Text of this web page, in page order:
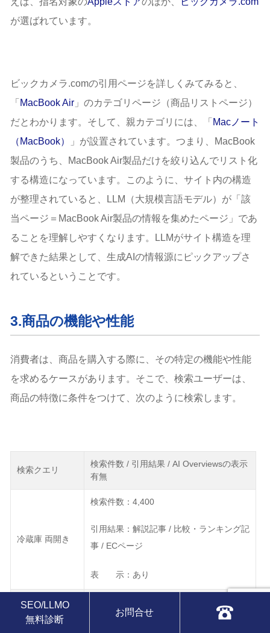
が選ばれています。
ビックカメラ.comの引用ページを詳しくみてみると、
「 MacBook Air 」のカテゴリページ（商品リストページ）
だとわかります。そして、親カテゴリには、「 Macノート
（MacBook）
」が設置されています。つまり、MacBook
製品のうち、MacBook Air製品だけを絞り込んでリスト化
する構造になっています。このように、サイト内の構造
が整理されていると、LLM（大規模言語モデル）が「該
当ページ＝MacBook Air製品の情報を集めたページ」であ
ることを理解しやすくなります。LLMがサイト構造を理
解できた結果として、生成AIの情報源にピックアップさ
れているということです。
3.商品の機能や性能
消費者は、商品を購入する際に、その特定の機能や性能
を求めるケースがあります。そこで、検索ユーザーは、
商品の特徴に条件をつけて、次のように検索します。
検索クエリ
検索件数 / 引用結果 / AI Overviewsの表示
有無
冷蔵庫 両開き
検索件数：4,400
引用結果：解説記事 / 比較・ランキング記
事 / ECページ
表 示：あり
化粧水 毛穴
SEO/LLMO
無料診断
お問合せ